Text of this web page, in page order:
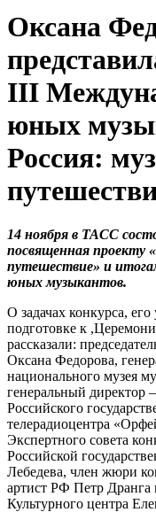
Оксана
III
юных
Россия:
14 ноября в ТАСС
посвященная проекту
путешествие» и
юных музыкантов.
О задачах конкурса,
подготовке к
рассказали:
Оксана Федорова,
национального музея
генеральный директор
Российского
телерадиоцентра
Экспертного совета
Российской
Лебедева, член жюри
артист РФ Петр Дранга
Культурного центра